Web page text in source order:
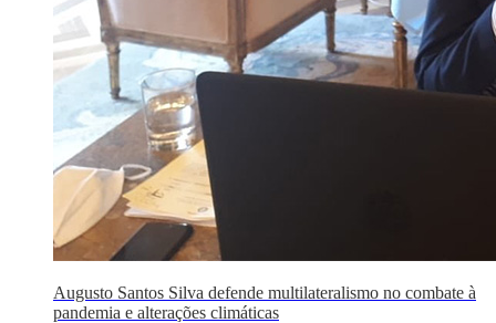
Augusto Santos Silva defende multilateralismo no combate à
pandemia e alterações climáticas